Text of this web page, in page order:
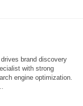
brand discovery
with strong
engine optimization.